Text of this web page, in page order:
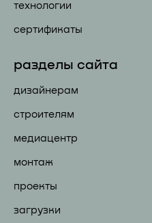
технологии
сертификаты
разделы сайта
дизайнерам
строителям
медиацентр
монтаж
проекты
загрузки